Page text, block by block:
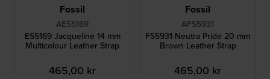
Fossil
AES5169
ES5169 Jacqueline 14 mm
Multicolour Leather Strap
465,00 kr
Fossil
AFS5931
FS5931 Neutra Pride 20 mm
Brown Leather Strap
465,00 kr